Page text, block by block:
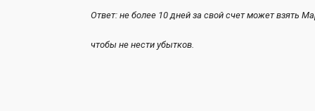
Ответ: не более 10 дней за свой счет может взять
чтобы не нести